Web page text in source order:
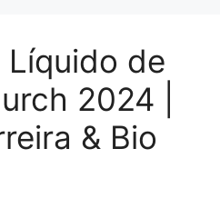
Líquido de
2024 |
& Bio